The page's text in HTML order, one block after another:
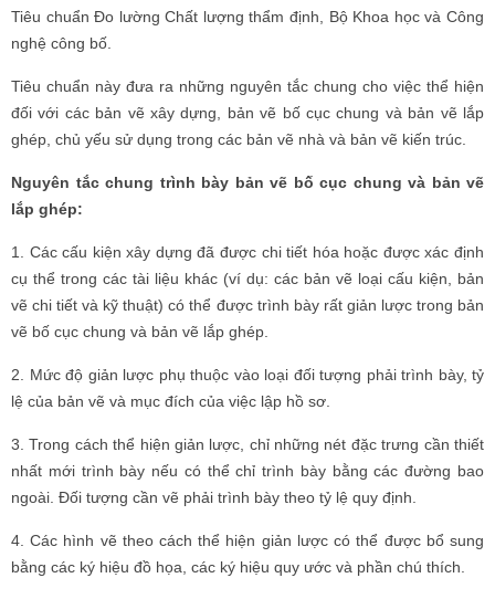
Tiêu chuẩn Đo lường Chất lượng thẩm định, Bộ Khoa học và Công
nghệ công bố.
Tiêu chuẩn này đưa ra những nguyên tắc chung cho việc thể hiện
đối với các bản vẽ xây dựng, bản vẽ bố cục chung và bản vẽ lắp
ghép, chủ yếu sử dụng trong các bản vẽ nhà và bản vẽ kiến trúc.
Nguyên tắc chung trình bày bản vẽ bố cục chung và bản vẽ
lắp ghép:
1. Các cấu kiện xây dựng đã được chi tiết hóa hoặc được xác định
cụ thể trong các tài liệu khác (ví dụ: các bản vẽ loại cấu kiện, bản
vẽ chi tiết và kỹ thuật) có thể được trình bày rất giản lược trong bản
vẽ bố cục chung và bản vẽ lắp ghép.
2. Mức độ giản lược phụ thuộc vào loại đối tượng phải trình bày, tỷ
lệ của bản vẽ và mục đích của việc lập hồ sơ.
3. Trong cách thể hiện giản lược, chỉ những nét đặc trưng cần thiết
nhất mới trình bày nếu có thể chỉ trình bày bằng các đường bao
ngoài. Đối tượng cần vẽ phải trình bày theo tỷ lệ quy định.
4. Các hình vẽ theo cách thể hiện giản lược có thể được bổ sung
bằng các ký hiệu đồ họa, các ký hiệu quy ước và phần chú thích.